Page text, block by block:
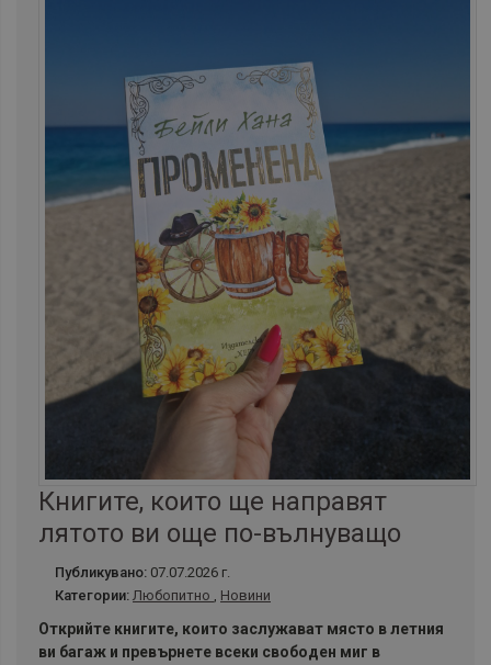
Книгите, които ще направят
лятото ви още по-вълнуващо
Публикувано: 07.07.2026 г.
Категории: Любопитно , Новини
Открийте книгите, които заслужават място в летния
ви багаж и превърнете всеки свободен миг в